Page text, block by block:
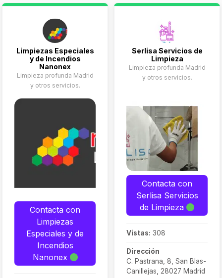
LIMPIEZA DE
PISOS AIRBNB.
Limpiezas Especiales
y de Incendios
Nanonex
Limpieza profunda Madrid
y otros servicios.
Contacta con
Limpiezas
Especiales y de
Incendios
Nanonex
Serlisa Servicios de
Limpieza
Limpieza profunda Madrid
y otros servicios.
Contacta con
Serlisa Servicios
de Limpieza
Vistas: 308
Dirección
C. Pastrana, 8, San Blas-
Canillejas, 28027 Madrid